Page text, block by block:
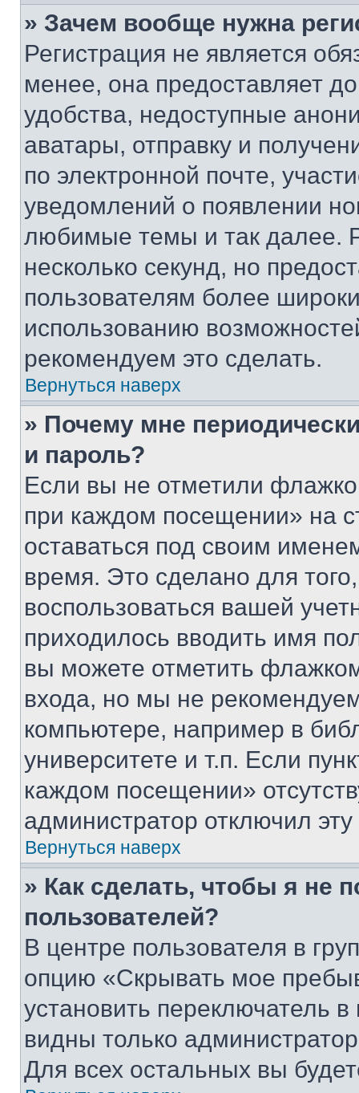
» Зачем вообще нужна
Регистрация не является
менее, она предоставляет
удобства, недоступные
аватары, отправку и
по электронной почте,
уведомлений о появлении
любимые темы и так далее.
несколько секунд, но
пользователям более
использованию
рекомендуем это сделать.
Вернуться наверх
» Почему мне
и пароль?
Если вы не отметили
при каждом посещении» на
оставаться под своим
время. Это сделано для
воспользоваться вашей
приходилось вводить имя
вы можете отметить
входа, но мы не
компьютере, например в
университете и т.п. Если
каждом посещении»
администратор отключил
Вернуться наверх
» Как сделать, чтобы я не
пользователей?
В центре пользователя в
опцию «Скрывать мое
установить переключатель
видны только
Для всех остальных вы